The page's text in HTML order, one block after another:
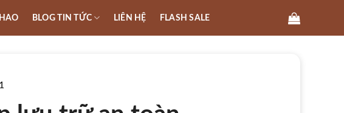
BLOG TIN TỨC LIÊN HỆ FLASH SALE